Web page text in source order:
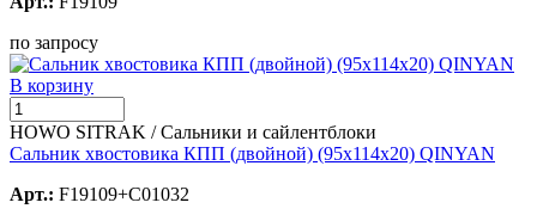
по запросу
В корзину
HOWO SITRAK / Сальники и сайлентблоки
Сальник хвостовика КПП (двойной) (95х114х20) QINYAN
Арт.: F19109+C01032